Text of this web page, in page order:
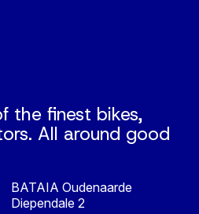
the finest bikes,
All around good
BATAIA Oudenaarde
Diependale 2